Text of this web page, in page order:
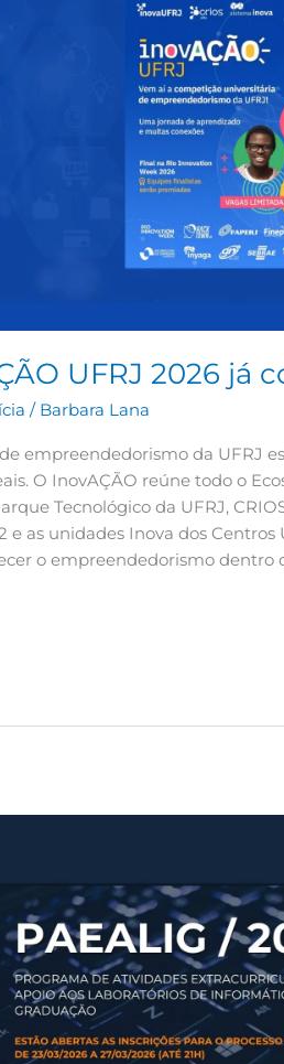
UFRJ 2026 já
/ Barbara Lana
empreendedorismo da UFRJ
O InovAÇÃO reúne todo o
Tecnológico da UFRJ,
e as unidades Inova dos
o empreendedorismo dentro